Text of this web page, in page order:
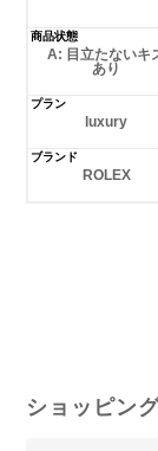
商品状態
A: 目立たないキ
あり
プラン
luxury
ブランド
ROLEX
ショッピン